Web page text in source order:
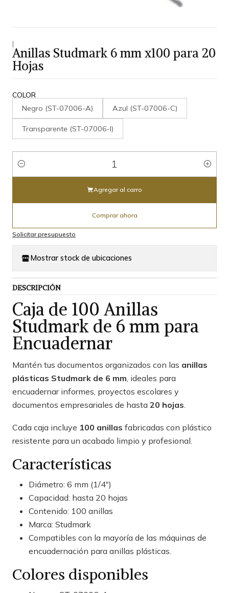
|
Anillas Studmark 6 mm x100 para 20
Hojas
COLOR
Negro (ST-07006-A) Azul (ST-07006-C)
Transparente (ST-07006-I)
Cantidad
Agregar al carro
Comprar ahora
Solicitar presupuesto
Mostrar stock de ubicaciones
DESCRIPCIÓN
Caja de 100 Anillas
Studmark de 6 mm para
Encuadernar
Mantén tus documentos organizados con las anillas
plásticas Studmark de 6 mm , ideales para
encuadernar informes, proyectos escolares y
documentos empresariales de hasta 20 hojas
Cada caja incluye 100 anillas fabricadas con plástico
resistente para un acabado limpio y profesional.
Características
Diámetro: 6 mm (1/4")
Capacidad: hasta 20 hojas
Contenido: 100 anillas
Marca: Studmark
Compatibles con la mayoría de las máquinas de
encuadernación para anillas plásticas.
Colores disponibles